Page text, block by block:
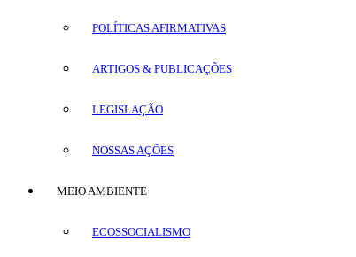
POLÍTICAS AFIRMATIVAS
ARTIGOS & PUBLICAÇÕES
LEGISLAÇÃO
NOSSAS AÇÕES
MEIO AMBIENTE
ECOSSOCIALISMO